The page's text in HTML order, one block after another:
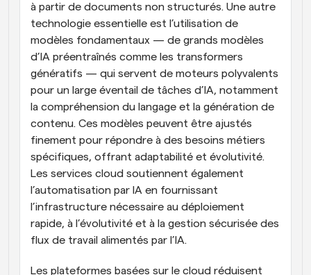
à partir de documents non structurés. Une autre
technologie essentielle est l’utilisation de
modèles fondamentaux — de grands modèles
d’IA préentraînés comme les transformers
génératifs — qui servent de moteurs polyvalents
pour un large éventail de tâches d’IA, notamment
la compréhension du langage et la génération de
contenu. Ces modèles peuvent être ajustés
finement pour répondre à des besoins métiers
spécifiques, offrant adaptabilité et évolutivité.
Les services cloud soutiennent également
l’automatisation par IA en fournissant
l’infrastructure nécessaire au déploiement
rapide, à l’évolutivité et à la gestion sécurisée des
flux de travail alimentés par l’IA.
Les plateformes basées sur le cloud réduisent